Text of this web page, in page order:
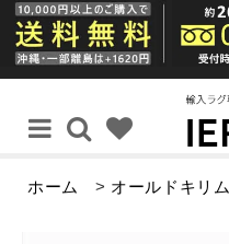
ホーム > オールドキリム